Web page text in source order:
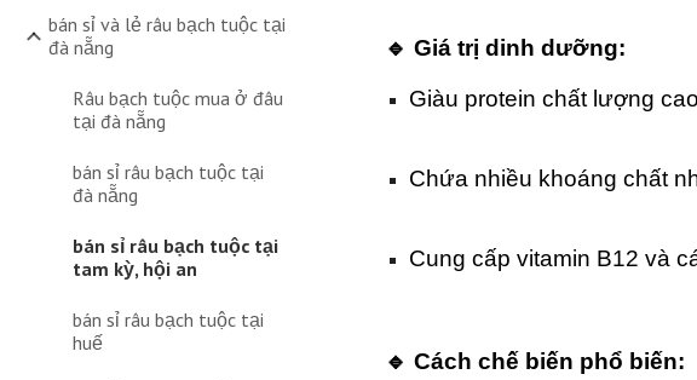
bán sỉ và lẻ râu bạch tuộc tại
đà nẵng
Râu bạch tuộc mua ở đâu
tại đà nẵng
bán sỉ râu bạch tuộc tại
đà nẵng
bán sỉ râu bạch tuộc tại
tam kỳ, hội an
bán sỉ râu bạch tuộc tại
huế
🔹 Giá trị dinh dưỡng:
Giàu protein chất lượng
Chứa nhiều khoáng chất
Cung cấp vitamin B12 và
🔹 Cách chế biến phổ biến: